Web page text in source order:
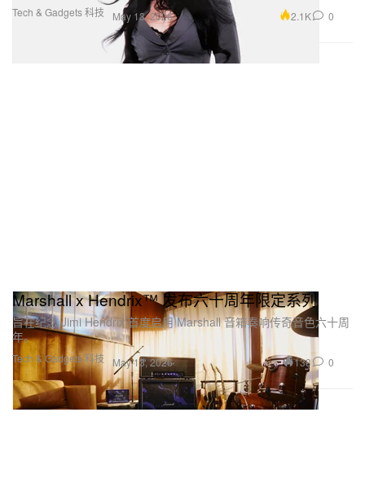
Tech & Gadgets 科技 May 13, 2026 2.1K 0
Tech & Gadgets 科技
Marshall x Hendrix™ 发布六十周年限定系列
旨在纪念 Jimi Hendrix 首度启用 Marshall 音箱奏响传奇音色六十周
年。
May 13, 2026 138 0